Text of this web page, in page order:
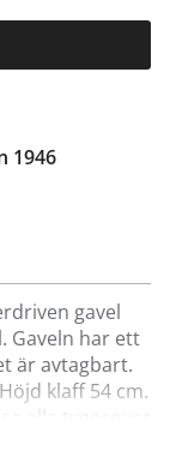
1946
gavel
Gaveln har ett
är avtagbart.
klaff 54 cm.
alla tygprover